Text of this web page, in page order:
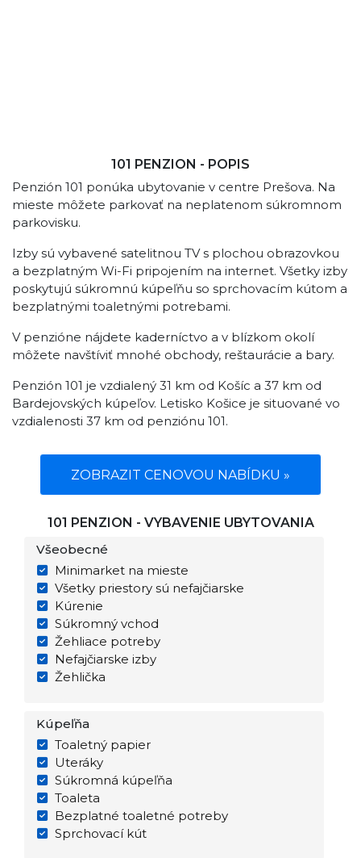
101 PENZION - POPIS
Penzión 101 ponúka ubytovanie v centre Prešova. Na
mieste môžete parkovať na neplatenom súkromnom
parkovisku.
Izby sú vybavené satelitnou TV s plochou obrazovkou
a bezplatným Wi-Fi pripojením na internet. Všetky izby
poskytujú súkromnú kúpeľňu so sprchovacím kútom a
bezplatnými toaletnými potrebami.
V penzióne nájdete kaderníctvo a v blízkom okolí
môžete navštíviť mnohé obchody, reštaurácie a bary.
Penzión 101 je vzdialený 31 km od Košíc a 37 km od
Bardejovských kúpeľov. Letisko Košice je situované vo
vzdialenosti 37 km od penziónu 101.
ZOBRAZIT CENOVOU NABÍDKU »
101 PENZION - VYBAVENIE UBYTOVANIA
Všeobecné
Minimarket na mieste
Všetky priestory sú nefajčiarske
Kúrenie
Súkromný vchod
Žehliace potreby
Nefajčiarske izby
Žehlička
Kúpeľňa
Toaletný papier
Uteráky
Súkromná kúpeľňa
Toaleta
Bezplatné toaletné potreby
Sprchovací kút